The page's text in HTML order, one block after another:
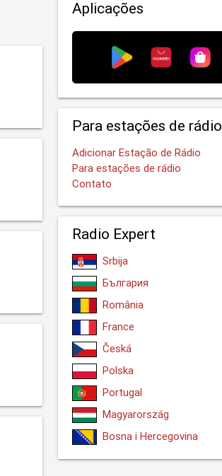
Aplicações
Para estações de rádio
Adicionar Estação de Rádio
Para estações de rádio
Contato
Radio Expert
Srbija
България
România
France
Česká
Polska
Portugal
Magyarország
Bosna i Hercegovina